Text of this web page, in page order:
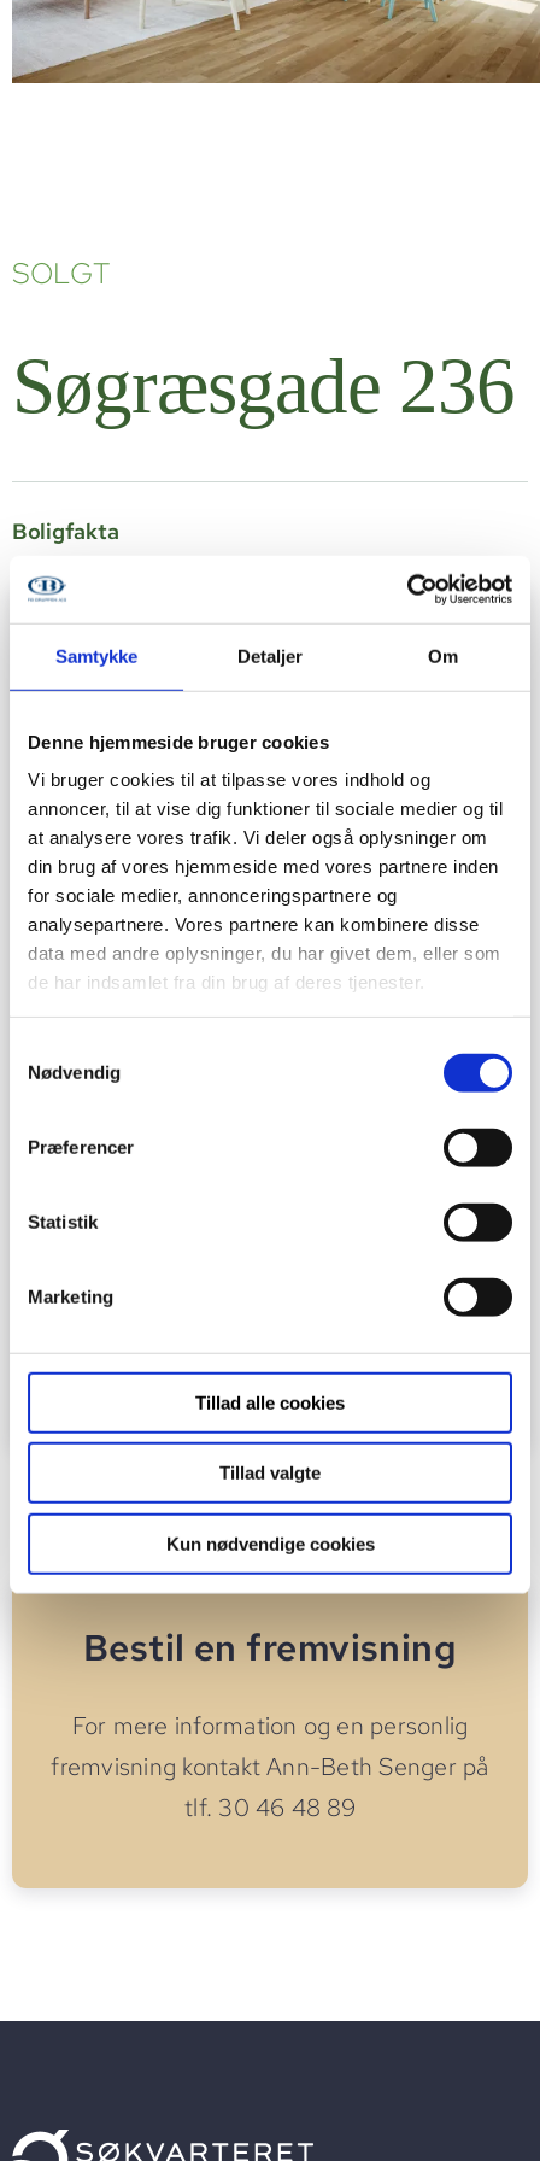
Samtykke Detaljer Om
Denne hjemmeside bruger cookies
Vi bruger cookies til at tilpasse vores indhold og
annoncer, til at vise dig funktioner til sociale medier og til
at analysere vores trafik. Vi deler også oplysninger om
din brug af vores hjemmeside med vores partnere inden
for sociale medier, annonceringspartnere og
analysepartnere. Vores partnere kan kombinere disse
data med andre oplysninger, du har givet dem, eller som
de har indsamlet fra din brug af deres tjenester.
Nødvendig
Præferencer
Statistik
Marketing
Tillad alle cookies
Tillad valgte
Kun nødvendige cookies
Download plantegning
Download plantegning med mål
SOLGT
Søgræsgade 236
Boligfakta
Bestil en fremvisning
For mere information og en personlig
fremvisning kontakt Ann-Beth Senger på
tlf. 30 46 48 89